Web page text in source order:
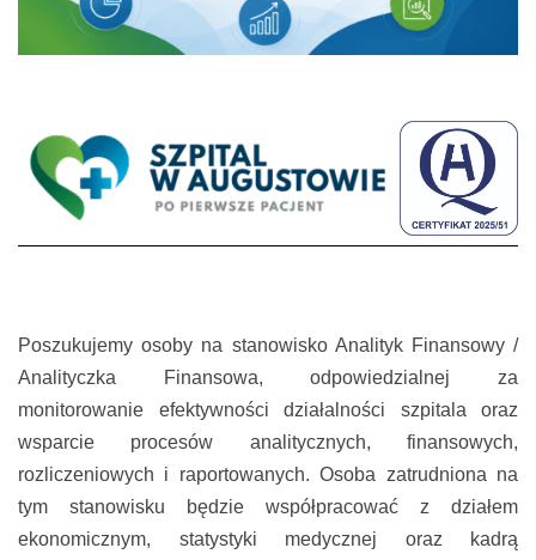
Poszukujemy osoby na stanowisko Analityk Finansowy /
Analityczka Finansowa, odpowiedzialnej za
monitorowanie efektywności działalności szpitala oraz
wsparcie procesów analitycznych, finansowych,
rozliczeniowych i raportowanych. Osoba zatrudniona na
tym stanowisku będzie współpracować z działem
ekonomicznym, statystyki medycznej oraz kadrą